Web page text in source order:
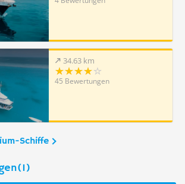
34.63 km
45 Bewertungen
Schiffe